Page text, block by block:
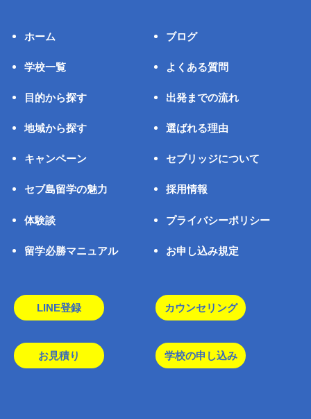
ホーム
学校一覧
目的から探す
地域から探す
キャンペーン
セブ島留学の魅力
体験談
留学必勝マニュアル
ブログ
よくある質問
出発までの流れ
選ばれる理由
セブリッジについて
採用情報
プライバシーポリシー
お申し込み規定
LINE登録 カウンセリング
お見積り 学校の申し込み